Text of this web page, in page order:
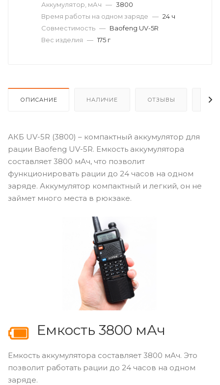
Аккумулятор, мАч — 3800
Время работы на одном заряде — 24 ч
Совместимость — Baofeng UV-5R
Вес изделия — 175 г
ОПИСАНИЕ НАЛИЧИЕ ОТЗЫВЫ
АКБ UV-5R (3800) – компактный аккумулятор для
рации Baofeng UV-5R. Емкость аккумулятора
составляет 3800 мАч, что позволит
функционировать рации до 24 часов на одном
заряде. Аккумулятор компактный и легкий, он не
займет много места в рюкзаке.
Емкость 3800 мАч
Емкость аккумулятора составляет 3800 мАч. Это
позволит работать рации до 24 часов на одном
заряде.